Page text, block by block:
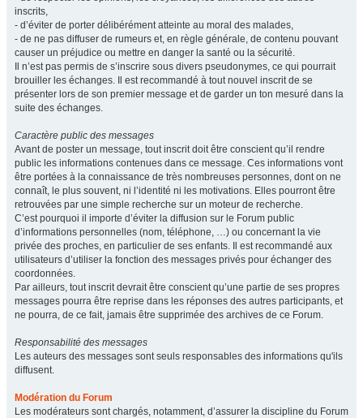
inscrits,
- d’éviter de porter délibérément atteinte au moral des malades,
- de ne pas diffuser de rumeurs et, en règle générale, de contenu pouvant
causer un préjudice ou mettre en danger la santé ou la sécurité.
Il n’est pas permis de s’inscrire sous divers pseudonymes, ce qui pourrait
brouiller les échanges. Il est recommandé à tout nouvel inscrit de se
présenter lors de son premier message et de garder un ton mesuré dans la
suite des échanges.
Caractère public des messages
Avant de poster un message, tout inscrit doit être conscient qu’il rendre
public les informations contenues dans ce message. Ces informations vont
être portées à la connaissance de très nombreuses personnes, dont on ne
connaît, le plus souvent, ni l’identité ni les motivations. Elles pourront être
retrouvées par une simple recherche sur un moteur de recherche.
C’est pourquoi il importe d’éviter la diffusion sur le Forum public
d’informations personnelles (nom, téléphone, …) ou concernant la vie
privée des proches, en particulier de ses enfants. Il est recommandé aux
utilisateurs d’utiliser la fonction des messages privés pour échanger des
coordonnées.
Par ailleurs, tout inscrit devrait être conscient qu’une partie de ses propres
messages pourra être reprise dans les réponses des autres participants, et
ne pourra, de ce fait, jamais être supprimée des archives de ce Forum.
Responsabilité des messages
Les auteurs des messages sont seuls responsables des informations qu'ils
diffusent.
Modération du Forum
Les modérateurs sont chargés, notamment, d’assurer la discipline du Forum